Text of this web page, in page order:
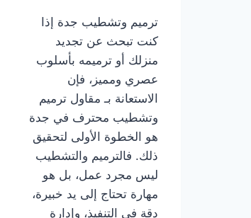
ترميم وتشطيب جدة إذا
كنت تبحث عن تجديد
منزلك أو ترميمه بأسلوب
عصري ومميز، فإن
الاستعانة بـ مقاول ترميم
وتشطيب محترف في جدة
هو الخطوة الأولى لتحقيق
ذلك. فالترميم والتشطيب
ليس مجرد عمل، بل هو
مهارة تحتاج إلى يد خبيرة،
دقة في التنفيذ، وإدارة